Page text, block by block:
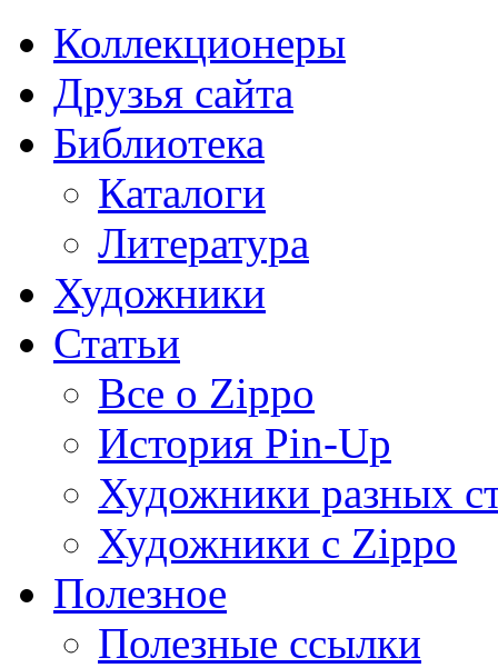
Коллекционеры
Друзья сайта
Библиотека
Каталоги
Литература
Художники
Статьи
Все о Zippo
История Pin-Up
Художники разных
Художники с Zippo
Полезное
Полезные ссылки